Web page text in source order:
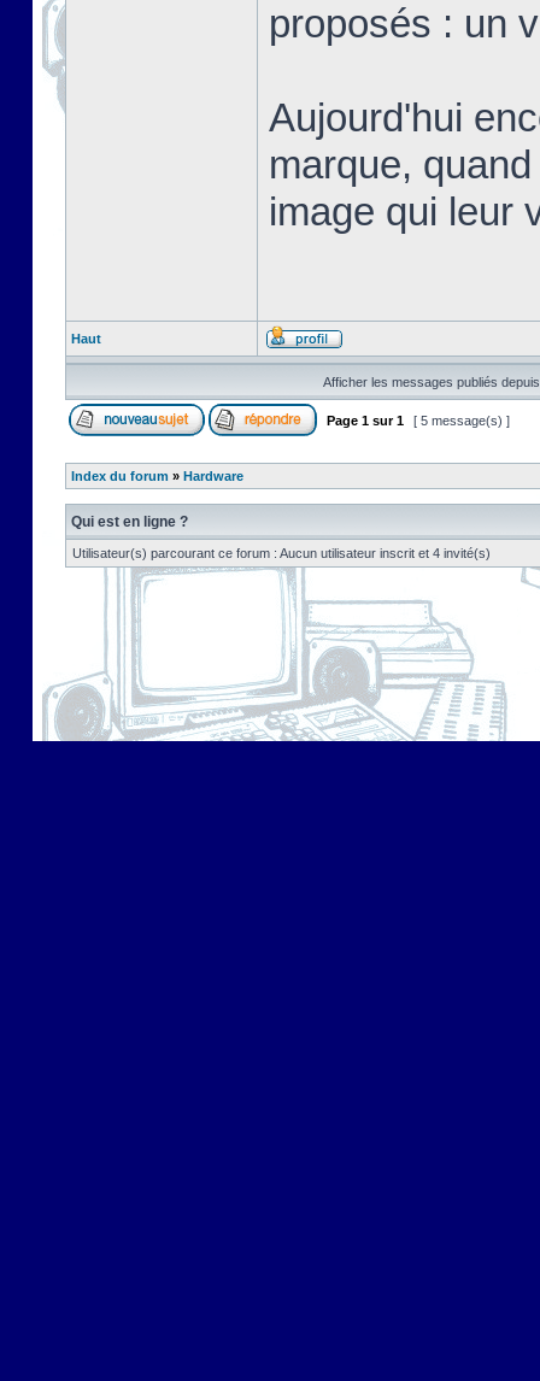
proposés : un
Aujourd'hui
marque,
image qui leur
Haut
Afficher les messages publiés
Page 1 sur1 [ 5 message(s) ]
Index du forum » Hardware
Qui est en ligne ?
Utilisateur(s) parcourant ce forum : Aucun utilisateur inscrit et 4 invité(s)